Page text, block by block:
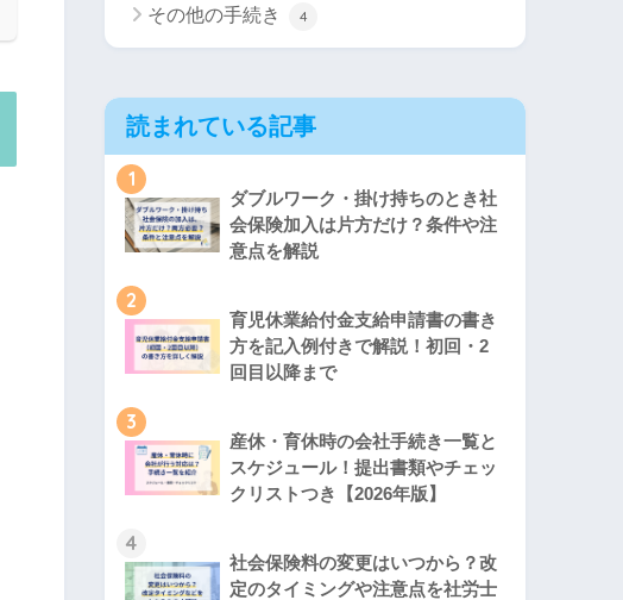
その他の手続き 4
読まれている記事
1
ダブルワーク・掛け持ちのとき社
会保険加入は片方だけ？条件や注
意点を解説
2
育児休業給付金支給申請書の書き
方を記入例付きで解説！初回・2
回目以降まで
3
産休・育休時の会社手続き一覧と
スケジュール！提出書類やチェッ
クリストつき【2026年版】
4
社会保険料の変更はいつから？改
定のタイミングや注意点を社労士